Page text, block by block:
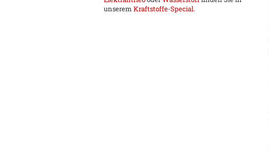
unserem Kraftstoffe-Special.